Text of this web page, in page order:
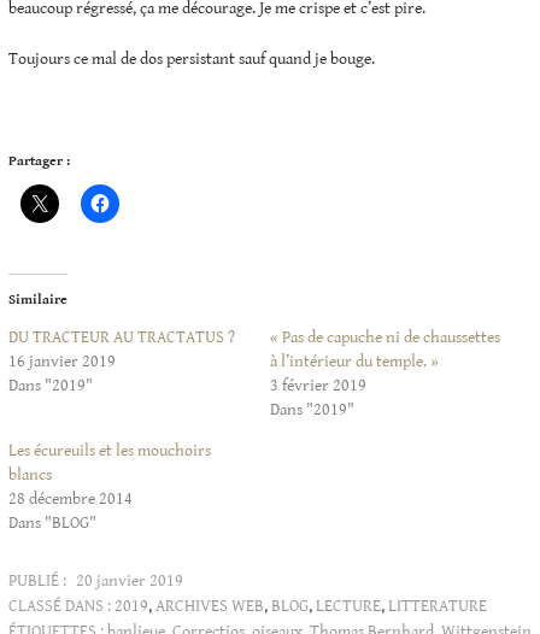
beaucoup régressé, ça me décourage. Je me crispe et c’est pire.
Toujours ce mal de dos persistant sauf quand je bouge.
Partager :
Similaire
DU TRACTEUR AU TRACTATUS ?
16 janvier 2019
Dans "2019"
« Pas de capuche ni de chaussettes
à l’intérieur du temple. »
3 février 2019
Dans "2019"
Les écureuils et les mouchoirs
blancs
28 décembre 2014
Dans "BLOG"
PUBLIÉ : 20 janvier 2019
CLASSÉ DANS : 2019,ARCHIVES WEB,BLOG,LECTURE,LITTERATURE